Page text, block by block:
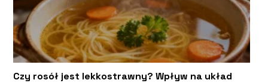
Czy rosół jest lekkostrawny? Wpływ na układ